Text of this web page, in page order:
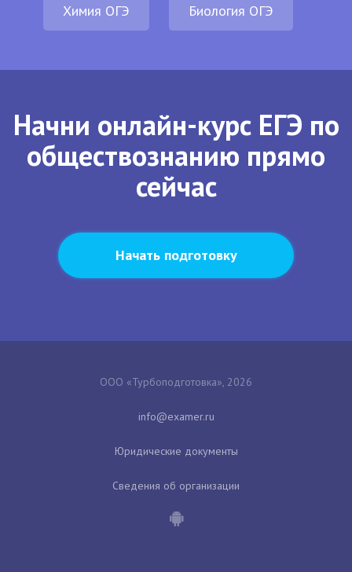
Химия ОГЭ Биология ОГЭ
Начни онлайн-курс ЕГЭ по
обществознанию прямо
сейчас
Начать подготовку
ООО «Турбоподготовка», 2026
Юридические документы
Сведения об организации